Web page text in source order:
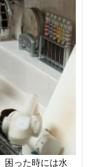
困った時には水